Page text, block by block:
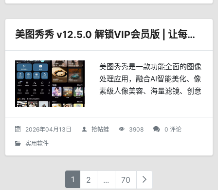
美图秀秀 v12.5.0 解锁VIP会员版 | 让每一张照片都闪耀独特魅力
美图秀秀是一款功能全面的图像
处理应用，融合AI智能美化、像
素级人像美容、海量滤镜、创意
等特色功能，操作简便，适用于
社交媒体、电商、个人创作等多
2026年04月13日 拾帖蛙 3908
0 评论
实用软件
1 2 ... 70